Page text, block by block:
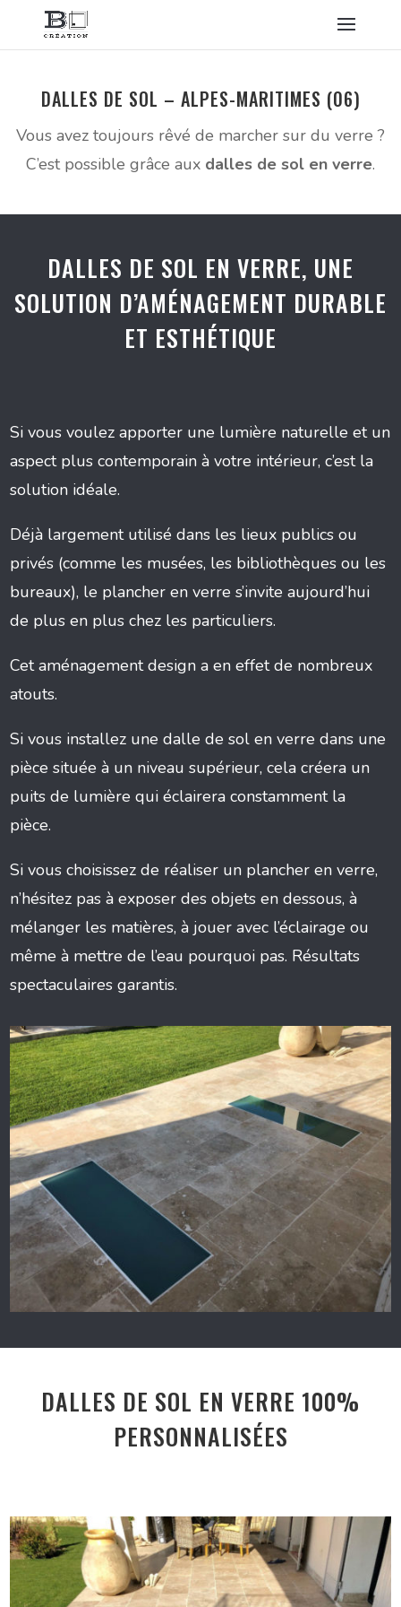
DALLES DE SOL – ALPES-MARITIMES (06)
Vous avez toujours rêvé de marcher sur du verre ?
C’est possible grâce aux dalles de sol en verre.
DALLES DE SOL EN VERRE, UNE
SOLUTION D’AMÉNAGEMENT DURABLE
ET ESTHÉTIQUE
Si vous voulez apporter une lumière naturelle et un
aspect plus contemporain à votre intérieur, c’est la
solution idéale.
Déjà largement utilisé dans les lieux publics ou
privés (comme les musées, les bibliothèques ou les
bureaux), le plancher en verre s’invite aujourd’hui
de plus en plus chez les particuliers.
Cet aménagement design a en effet de nombreux
atouts.
Si vous installez une dalle de sol en verre dans une
pièce située à un niveau supérieur, cela créera un
puits de lumière qui éclairera constamment la
pièce.
Si vous choisissez de réaliser un plancher en verre,
n’hésitez pas à exposer des objets en dessous, à
mélanger les matières, à jouer avec l’éclairage ou
même à mettre de l’eau pourquoi pas. Résultats
spectaculaires garantis.
DALLES DE SOL EN VERRE 100%
PERSONNALISÉES